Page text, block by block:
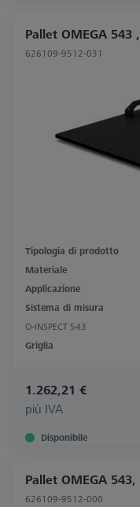
Pallet OMEGA
626109-9512-031
Tipologia di prodotto
Materiale
Applicazione
Sistema di misura
O-INSPECT 543
Griglia
1.262,21 €
più IVA
Disponibile
Pallet OMEGA
626109-9512-000